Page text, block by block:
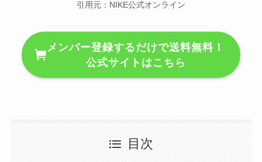
引用元：NIKE公式オンライン
メンバー登録するだけで送料無料！
公式サイトはこちら
目次